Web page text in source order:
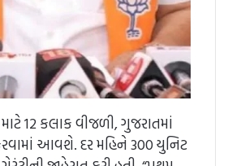
12 કલાક વીજળી, ગુજરાતમાં
આવશે. દર મહિને 300 યુનિટ